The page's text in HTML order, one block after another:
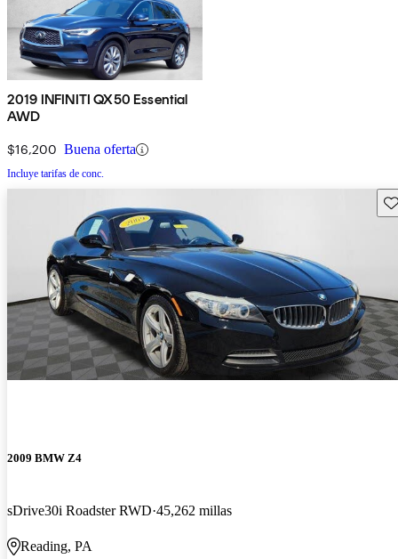
2019 INFINITI QX50 Essential
AWD
$16,200 Buena oferta
Incluye tarifas de conc.
2009 BMW Z4
sDrive30i Roadster RWD 45,262 millas
Reading, PA